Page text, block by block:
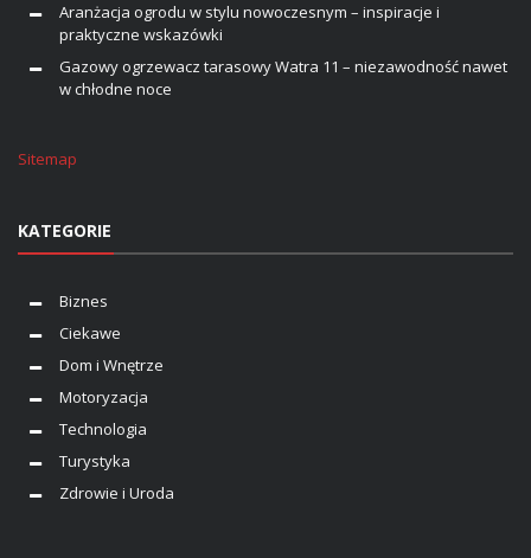
Aranżacja ogrodu w stylu nowoczesnym – inspiracje i
praktyczne wskazówki
Gazowy ogrzewacz tarasowy Watra 11 – niezawodność nawet
w chłodne noce
Sitemap
KATEGORIE
Biznes
Ciekawe
Dom i Wnętrze
Motoryzacja
Technologia
Turystyka
Zdrowie i Uroda